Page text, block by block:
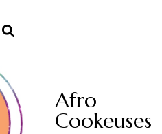
Afro
Cookeuses